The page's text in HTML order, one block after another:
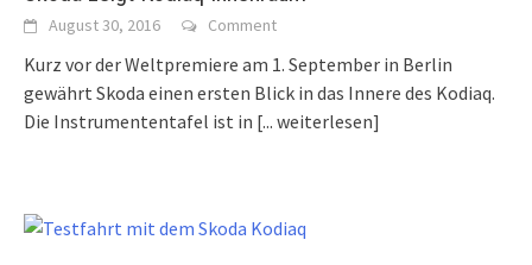
August 30, 2016 Comment
Kurz vor der Weltpremiere am 1. September in Berlin
gewährt Skoda einen ersten Blick in das Innere des Kodiaq.
Die Instrumententafel ist in [... weiterlesen]